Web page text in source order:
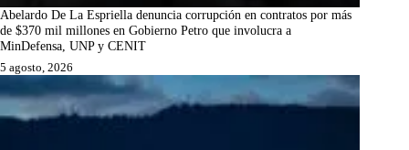
Abelardo De La Espriella denuncia corrupción en contratos por más
de $370 mil millones en Gobierno Petro que involucra a
MinDefensa, UNP y CENIT
5 agosto, 2026